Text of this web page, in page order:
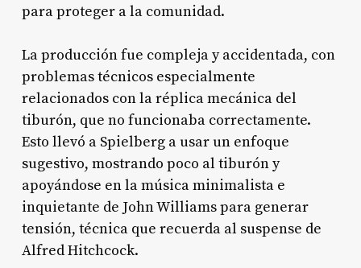
para proteger a la comunidad.
La producción fue compleja y accidentada, con
problemas técnicos especialmente
relacionados con la réplica mecánica del
tiburón, que no funcionaba correctamente.
Esto llevó a Spielberg a usar un enfoque
sugestivo, mostrando poco al tiburón y
apoyándose en la música minimalista e
inquietante de John Williams para generar
tensión, técnica que recuerda al suspense de
Alfred Hitchcock.